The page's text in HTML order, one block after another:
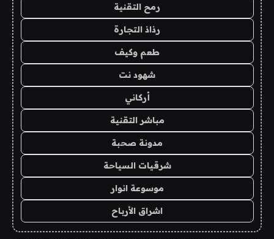
رمح التقنية
رذاذ التجارة
طعم وكيف
شهود نت
أركاني
مباشر التقنية
مدونة صحبة
شرقيات السياحة
موسوعة انوار
اشراق الأرباح